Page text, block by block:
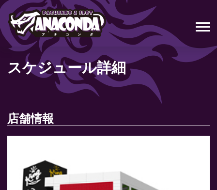
スケジュール詳細
店舗情報